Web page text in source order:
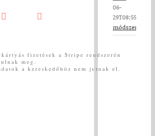
YouTube Messenger
fizetések a Stripe rendszerén
meg.
a kereskedőhöz nem jutnak el.
06-
módszerek
Larger
Image